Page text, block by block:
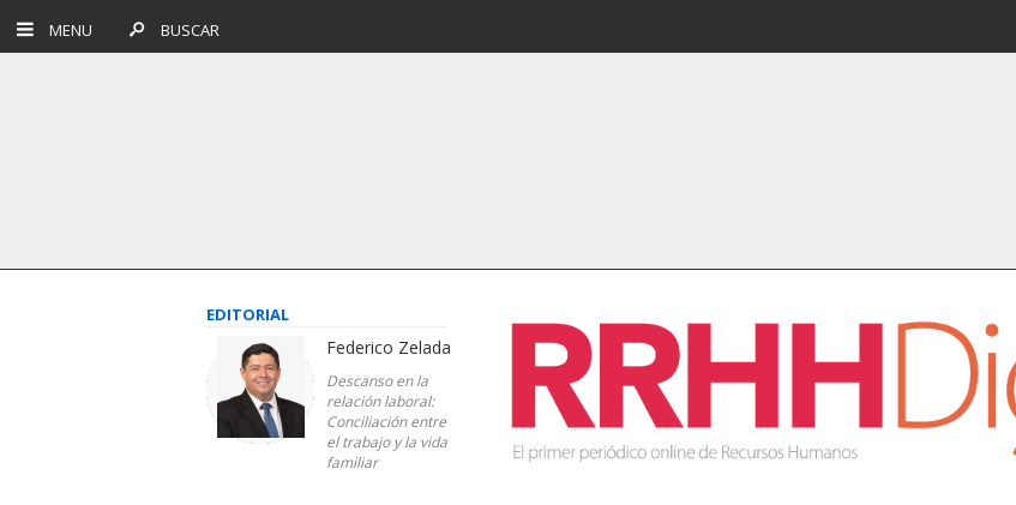
MENU BUSCAR
EDITORIAL
Federico Zelada
Descanso en la
relación laboral:
Conciliación entre
el trabajo y la vida
familiar